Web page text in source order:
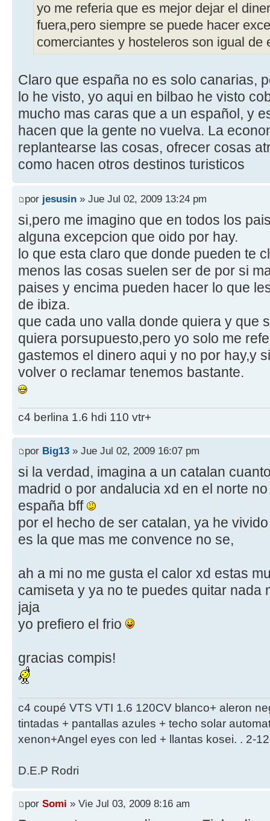
yo me referia que es mejor dejar el
fuera,pero siempre se puede hacer
comerciantes y hosteleros son igual de
Claro que españa no es solo canarias,
lo he visto, yo aqui en bilbao he visto
mucho mas caras que a un español, y
hacen que la gente no vuelva. La
replantearse las cosas, ofrecer cosas
como hacen otros destinos turisticos
por jesusin » Jue Jul 02, 2009 13:24 pm
si,pero me imagino que en todos los
alguna excepcion que oido por hay.
lo que esta claro que donde pueden te
menos las cosas suelen ser de por si
paises y encima pueden hacer lo que
de ibiza.
que cada uno valla donde quiera y que
quiera porsupuesto,pero yo solo me
gastemos el dinero aqui y no por hay,y
volver o reclamar tenemos bastante.
c4 berlina 1.6 hdi 110 vtr+
por Big13 » Jue Jul 02, 2009 16:07 pm
si la verdad, imagina a un catalan
madrid o por andalucia xd en el norte
españa bff
por el hecho de ser catalan, ya he
es la que mas me convence no se,
ah a mi no me gusta el calor xd estas
camiseta y ya no te puedes quitar nada
jaja
yo prefiero el frio
gracias compis!
c4 coupé VTS VTI 1.6 120CV blanco+ aleron
tintadas + pantallas azules + techo solar
xenon+Angel eyes con led + llantas kosei. . 2-
D.E.P Rodri
por Somi » Vie Jul 03, 2009 8:16 am